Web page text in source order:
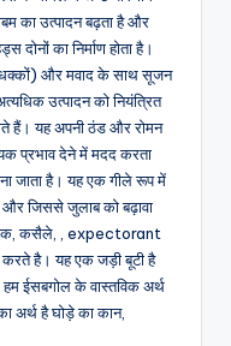
का उत्पादन बढ़ता है और
का निर्माण होता है।
और मवाद के साथ सूजन
उत्पादन को नियंत्रित
हैं। यह अपनी ठंड और रोमन
प्रभाव देने में मदद करता
जाता है। यह एक गीले रूप में
और जिससे जुलाब को बढ़ावा
कसैले, , expectorant
है। यह एक जड़ी बूटी है
ईसबगोल के वास्तविक अर्थ
अर्थ है घोड़े का कान,